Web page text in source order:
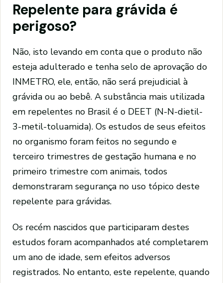
Repelente para grávida é
perigoso?
Não, isto levando em conta que o produto não
esteja adulterado e tenha selo de aprovação do
INMETRO, ele, então, não será prejudicial à
grávida ou ao bebê. A substância mais utilizada
em repelentes no Brasil é o DEET (N-N-dietil-
3-metil-toluamida). Os estudos de seus efeitos
no organismo foram feitos no segundo e
terceiro trimestres de gestação humana e no
primeiro trimestre com animais, todos
demonstraram segurança no uso tópico deste
repelente para grávidas.
Os recém nascidos que participaram destes
estudos foram acompanhados até completarem
um ano de idade, sem efeitos adversos
registrados. No entanto, este repelente, quando